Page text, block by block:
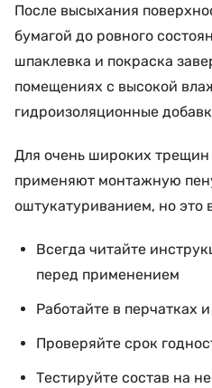
После высыхания
бумагой до ровного
шпаклевка и покраска
помещениях с высокой
гидроизоляционные
Для очень широких трещин
применяют монтажную
оштукатуриванием, но это
Всегда читайте
перед применением
Работайте в перчатках
Проверяйте срок
Тестируйте состав на